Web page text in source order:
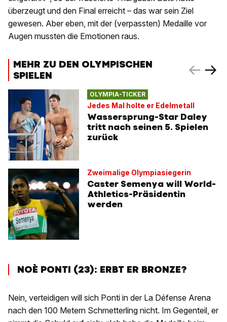
überzeugt und den Final erreicht – das war sein Ziel
gewesen. Aber eben, mit der (verpassten) Medaille vor
Augen mussten die Emotionen raus.
MEHR ZU DEN OLYMPISCHEN
SPIELEN
OLYMPIA-TICKER
Jedes Mal holte er Edelmetall
Wassersprung-Star Daley
tritt nach seinen 5. Spielen
zurück
Zweimalige Olympiasiegerin
Caster Semenya will World-
Athletics-Präsidentin
werden
NOÈ PONTI (23): ERBT ER BRONZE?
Nein, verteidigen will sich Ponti in der La Défense Arena
nach den 100 Metern Schmetterling nicht. Im Gegenteil, er